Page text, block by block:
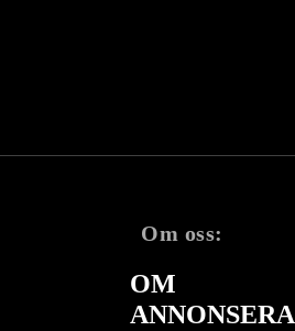
Om oss:
OM
ANNONSERA